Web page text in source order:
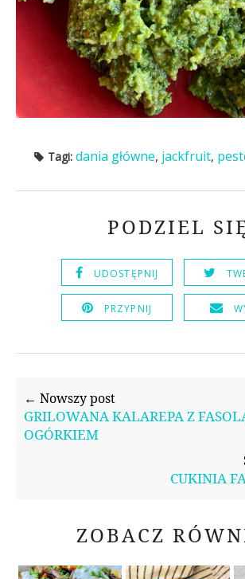
Tagi: dania główne, jackfruit,
PODZIEL
UDOSTĘPNIJ
PRZYPNIJ
← Nowszy post
GRILOWANA KALAREPA Z
OGÓRKIEM
CUKINIA
ZOBACZ